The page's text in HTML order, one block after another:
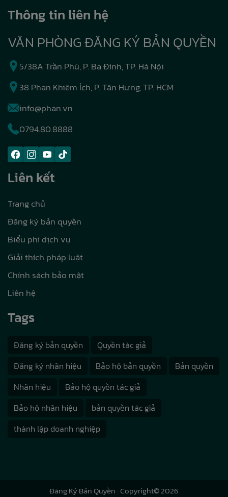
Thông tin liên hệ
VĂN PHÒNG ĐĂNG KÝ BẢN QUYỀN
5/38A Trần Phú, P. Ba Đình, TP. Hà Nội
38 Phan Khiêm Ích, P. Tân Hưng, TP. HCM
info@phan.vn
0794.80.8888
Liên kết
Trang chủ
Đăng ký bản quyền
Biểu phí dịch vụ
Giải thích pháp luật
Chính sách bảo mật
Liên hệ
Tags
Đăng ký bản quyền
Quyền tác giả
Đăng ký nhãn hiệu
Bảo hộ bản quyền
Bản quyền
Nhãn hiệu
Bảo hộ quyền tác giả
Bảo hộ nhãn hiệu
bản quyền tác giả
thành lập doanh nghiệp
Đăng Ký Bản Quyền· Copyright© 2026